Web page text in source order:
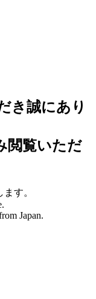
き誠にあり
閲覧いただ
す。
Japan.